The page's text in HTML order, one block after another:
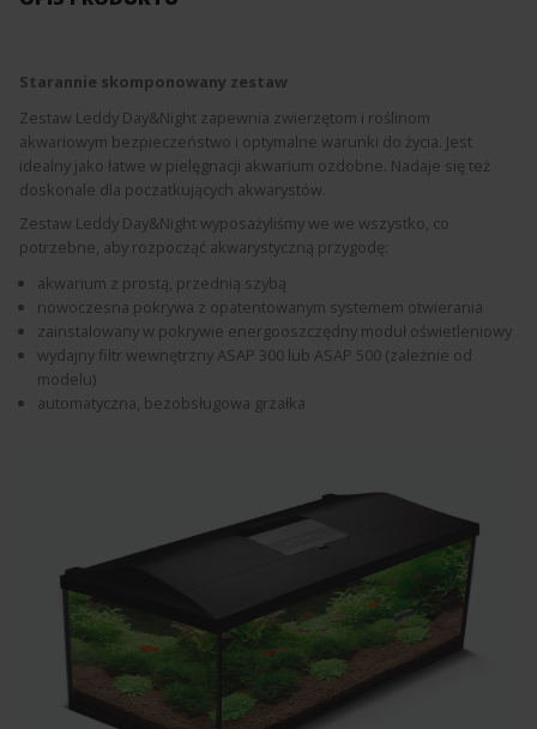
Starannie skomponowany zestaw
Zestaw Leddy Day&Night zapewnia zwierzętom i roślinom
akwariowym bezpieczeństwo i optymalne warunki do życia. Jest
idealny jako łatwe w pielęgnacji akwarium ozdobne. Nadaje się też
doskonale dla poczatkujących akwarystów.
Zestaw Leddy Day&Night wyposażyliśmy we we wszystko, co
potrzebne, aby rozpocząć akwarystyczną przygodę:
akwarium z prostą, przednią szybą
nowoczesna pokrywa z opatentowanym systemem otwierania
zainstalowany w pokrywie energooszczędny moduł oświetleniowy
wydajny filtr wewnętrzny ASAP 300 lub ASAP 500 (zależnie od
modelu)
automatyczna, bezobsługowa grzałka